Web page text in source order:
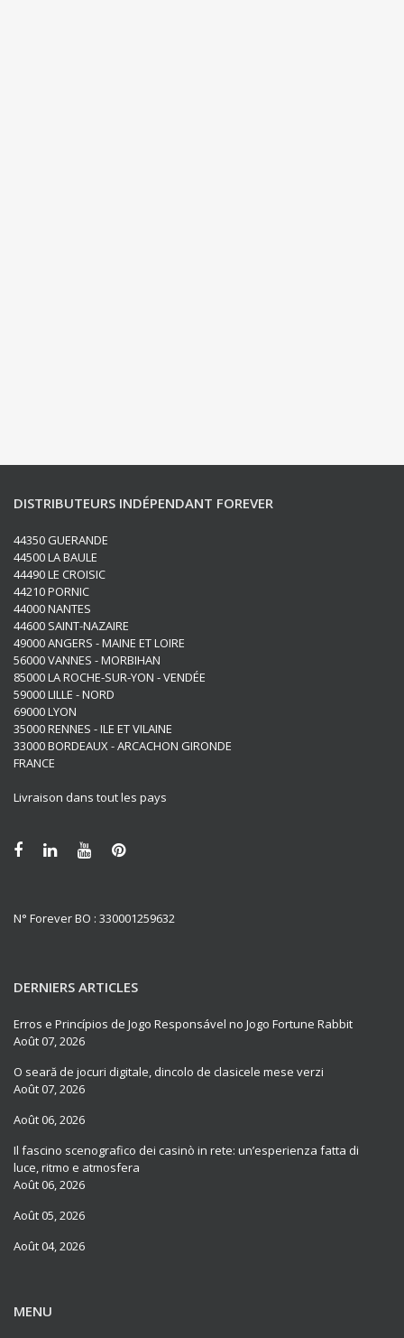
DISTRIBUTEURS INDÉPENDANT FOREVER
44350 GUERANDE
44500 LA BAULE
44490 LE CROISIC
44210 PORNIC
44000 NANTES
44600 SAINT-NAZAIRE
49000 ANGERS - MAINE ET LOIRE
56000 VANNES - MORBIHAN
85000 LA ROCHE-SUR-YON - VENDÉE
59000 LILLE - NORD
69000 LYON
35000 RENNES - ILE ET VILAINE
33000 BORDEAUX - ARCACHON GIRONDE
FRANCE
Livraison dans tout les pays
N° Forever BO : 330001259632
DERNIERS ARTICLES
Erros e Princípios de Jogo Responsável no Jogo Fortune Rabbit
Août 07, 2026
O seară de jocuri digitale, dincolo de clasicele mese verzi
Août 07, 2026
Août 06, 2026
Il fascino scenografico dei casinò in rete: un’esperienza fatta di
luce, ritmo e atmosfera
Août 06, 2026
Août 05, 2026
Août 04, 2026
MENU